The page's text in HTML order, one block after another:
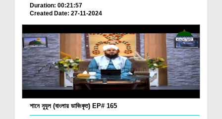
Duration: 00:21:57
Created Date: 27-11-2024
শানে নুযূল (বাংলায় ডাবিংকৃত) EP# 165